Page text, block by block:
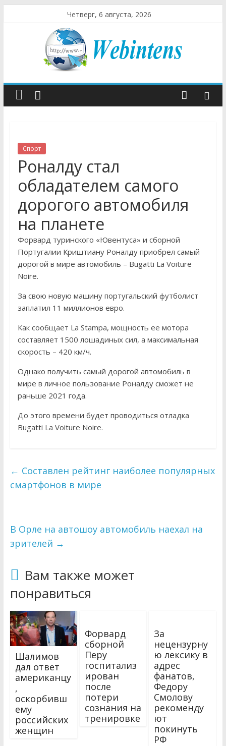
Четверг, 6 августа, 2026
Спорт
Роналду стал
обладателем самого
дорогого автомобиля
на планете
Форвард туринского «Ювентуса» и сборной
Португалии Криштиану Роналду приобрел самый
дорогой в мире автомобиль – Bugatti La Voiture
Noire.
За свою новую машину португальский футболист
заплатил 11 миллионов евро.
Как сообщает La Stampa, мощность ее мотора
составляет 1500 лошадиных сил, а максимальная
скорость – 420 км/ч.
Однако получить самый дорогой автомобиль в
мире в личное пользование Роналду сможет не
раньше 2021 года.
До этого времени будет проводиться отладка
Bugatti La Voiture Noire.
← Составлен рейтинг наиболее популярных
смартфонов в мире
В Орле на автошоу автомобиль наехал на
зрителей →
Вам также может
понравиться
Шалимов
дал ответ
американцу
,
оскорбивш
ему
российских
женщин
Форвард
сборной
Перу
госпитализ
ирован
после
потери
сознания на
тренировке
За
нецензурну
ю лексику в
адрес
фанатов,
Федору
Смолову
рекоменду
ют
покинуть
РФ